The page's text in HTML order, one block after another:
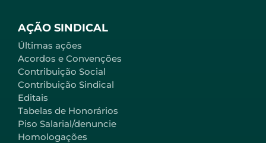
AÇÃO SINDICAL
Últimas ações
Acordos e Convenções
Contribuição Social
Contribuição Sindical
Editais
Tabelas de Honorários
Piso Salarial/denuncie
Homologações